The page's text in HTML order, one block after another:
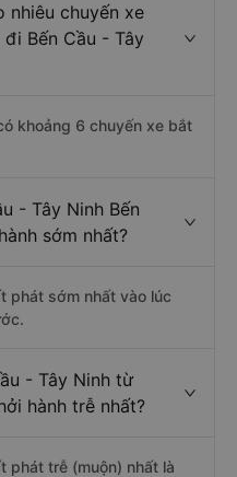
nhiêu chuyến xe
Bến Cầu - Tây
khoảng 6 chuyến xe bắt
- Tây Ninh Bến
sớm nhất?
phát sớm nhất vào lúc
- Tây Ninh từ
hành trễ nhất?
phát trễ (muộn) nhất là